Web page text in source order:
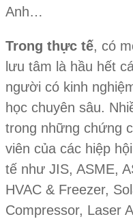
Anh…
Trong thực tế, có
lưu tâm là hầu hết
người có kinh
học chuyên sâu.
trong những chứng
viên của các hiệp
tế như JIS, ASME,
HVAC & Freezer,
Compressor, Laser